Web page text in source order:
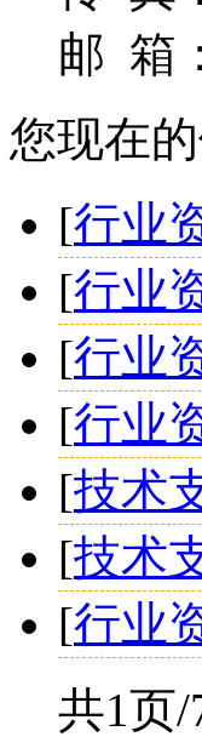
邮 箱
您现在
[行业
[行业
[行业
[行业
[技术
[技术
[行业
共1页/